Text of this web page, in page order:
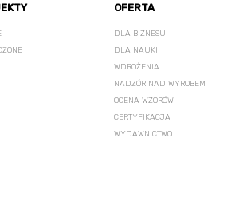
OFERTA
DLA BIZNESU
DLA NAUKI
WDROŻENIA
NADZÓR NAD WYROBEM
OCENA WZORÓW
CERTYFIKACJA
WYDAWNICTWO